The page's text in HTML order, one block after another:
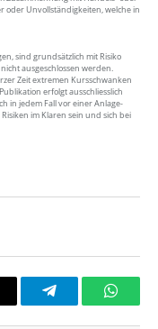
oder Unvollständigkeiten, welche in
sind grundsätzlich mit Risiko
ausgeschlossen werden.
Zeit extremen Kursschwanken
erfolgt ausschliesslich
in jedem Fall vor einer Anlage-
im Klaren sein und sich bei
Telegram